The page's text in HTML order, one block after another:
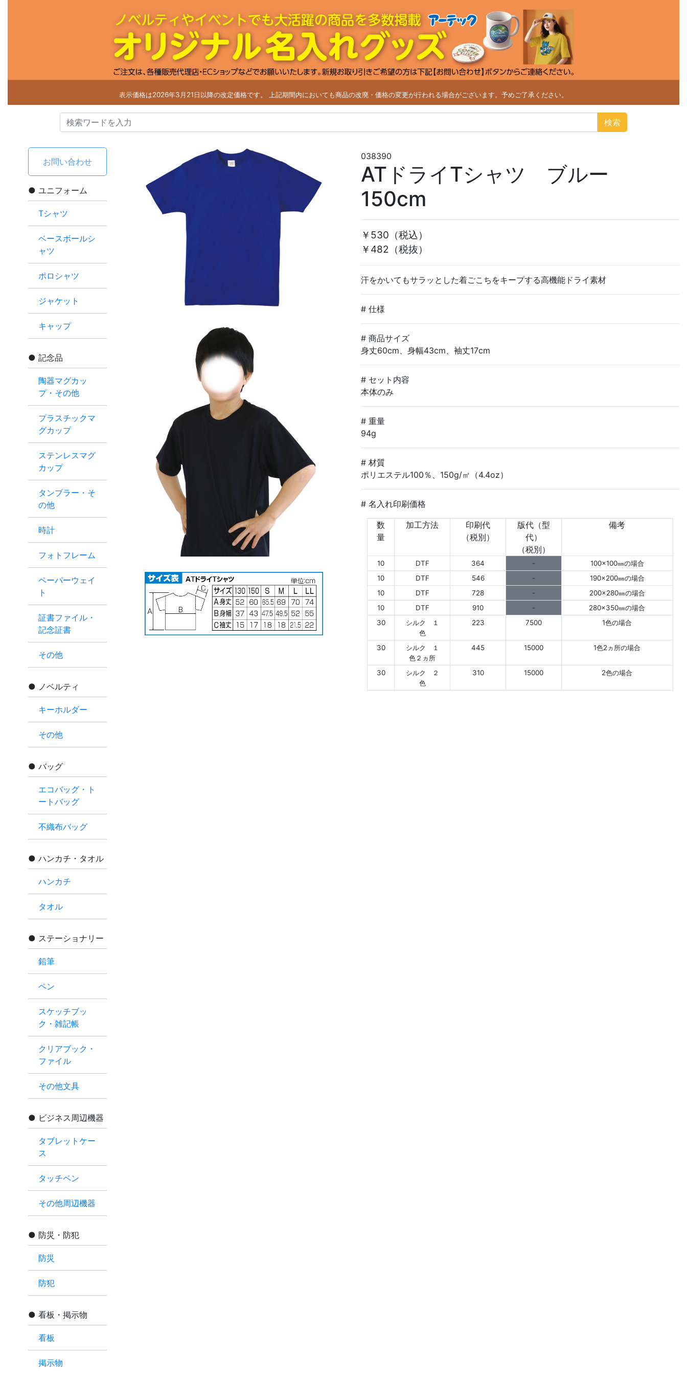
表示価格は2026年3月21日以降の改定価格です。 上記期間内においても商品の改廃・価格の変更が行われる場合がございます。予めご了承ください。
検索
お問い合わせ
ユニフォーム
Tシャツ
ベースボールシ
ャツ
ポロシャツ
ジャケット
キャップ
記念品
陶器マグカッ
プ・その他
プラスチックマ
グカップ
ステンレスマグ
カップ
タンブラー・そ
の他
時計
フォトフレーム
ペーパーウェイ
ト
証書ファイル・
記念証書
その他
ノベルティ
キーホルダー
その他
バッグ
エコバッグ・ト
ートバッグ
不織布バッグ
ハンカチ・タオル
ハンカチ
タオル
ステーショナリー
鉛筆
ペン
スケッチブッ
ク・雑記帳
クリアブック・
ファイル
その他文具
ビジネス周辺機器
タブレットケー
ス
タッチペン
その他周辺機器
防災・防犯
防災
防犯
看板・掲示物
看板
掲示物
038390
ATドライTシャツ ブルー
150cm
￥530 （税込）
￥482（税抜）
汗をかいてもサラッとした着ごこちをキープする高機能ドライ素材
# 仕様
# 商品サイズ
身丈60cm、身幅43cm、袖丈17cm
# セット内容
本体のみ
# 重量
94g
# 材質
ポリエステル100％、150g/㎡（4.4oz）
# 名入れ印刷価格
数
量
加工方法
印刷代
（税別）
版代（型
代）
（税別）
備考
10 DTF 364 -
100×100㎜の場合
10
DTF 546 -
190×200㎜の場合
10
DTF 728 -
200×280㎜の場合
10
DTF 910 -
280×350㎜の場合
30
シルク １
色
223 7500 1色の場合
30
シルク １
色２ヵ所
445 15000 1色2ヵ所の場合
30
シルク ２
色
310 15000 2色の場合